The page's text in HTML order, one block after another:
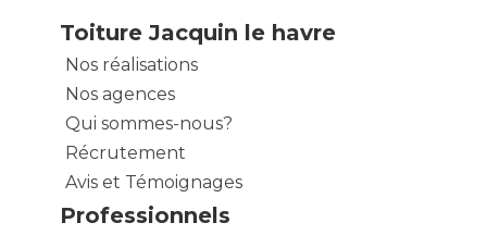
Toiture Jacquin le havre
Nos réalisations
Nos agences
Qui sommes-nous?
Récrutement
Avis et Témoignages
Professionnels